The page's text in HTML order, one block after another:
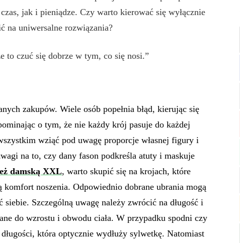
jak i pieniądze. Czy warto kierować się wyłącznie
na uniwersalne rozwiązania?
to czuć się dobrze w tym, co się nosi.”
zakupów. Wiele osób popełnia błąd, kierując się
o tym, że nie każdy krój pasuje do każdej
wziąć pod uwagę proporcje własnej figury i
na to, czy dany fason podkreśla atuty i maskuje
damską XXL, warto skupić się na krojach, które
noszenia. Odpowiednio dobrane ubrania mogą
siebie. Szczególną uwagę należy zwrócić na długość i
do wzrostu i obwodu ciała. W przypadku spodni czy
która optycznie wydłuży sylwetkę. Natomiast